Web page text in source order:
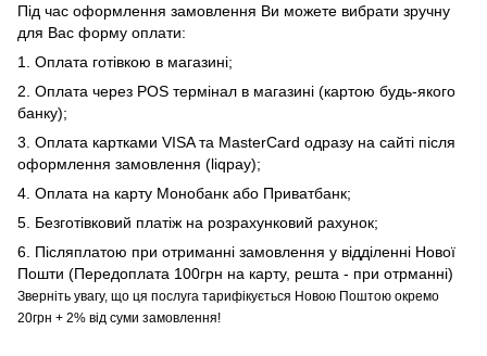
Під час оформлення замовлення Ви можете вибрати зручну
для Вас форму оплати:
1. Оплата готівкою в магазині;
2. Оплата через POS термінал в магазині (картою будь-якого
банку);
3. Оплата картками VISA та MasterCard одразу на сайті після
оформлення замовлення (liqpay);
4. Оплата на карту Монобанк або Приватбанк;
5. Безготівковий платіж на розрахунковий рахунок;
6. Післяплатою при отриманні замовлення у відділенні Нової
Пошти (Передоплата 100грн на карту, решта - при отрманні)
Зверніть увагу, що ця послуга тарифікується Новою Поштою окремо
20грн + 2% від суми замовлення!